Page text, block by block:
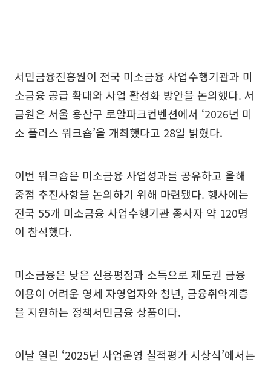
서민금융진흥원이 전국 미소금융 사업수행기관과 미
소금융 공급 확대와 사업 활성화 방안을 논의했다. 서
금원은 서울 용산구 로얄파크컨벤션에서 ‘2026년 미
소 플러스 워크숍’을 개최했다고 28일 밝혔다.
이번 워크숍은 미소금융 사업성과를 공유하고 올해
중점 추진사항을 논의하기 위해 마련됐다. 행사에는
전국 55개 미소금융 사업수행기관 종사자 약 120명
이 참석했다.
미소금융은 낮은 신용평점과 소득으로 제도권 금융
이용이 어려운 영세 자영업자와 청년, 금융취약계층
을 지원하는 정책서민금융 상품이다.
이날 열린 ‘2025년 사업운영 실적평가 시상식’에서는